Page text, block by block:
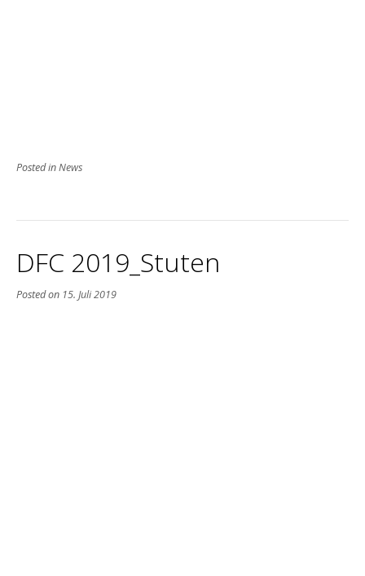
Posted inNews
DFC 2019_Stuten
Posted on 15. Juli 2019